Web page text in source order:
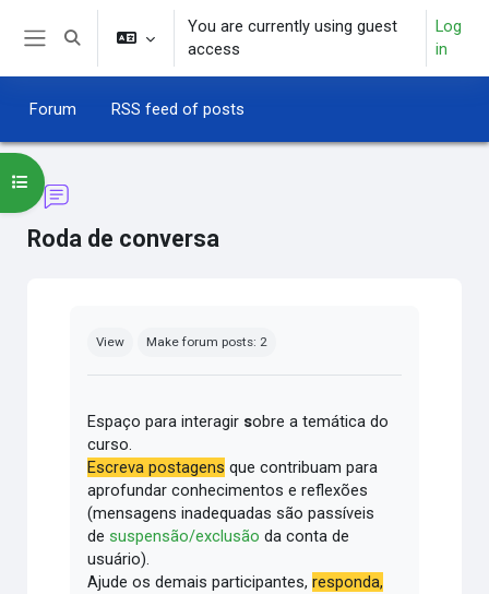
Skip to main content
Toggle search input
You are currently using guest
access
Log
in
Forum RSS feed of posts
Roda de conversa
Open course index
View Make forum posts: 2
Espaço para interagir sobre a temática do
curso.
Escreva postagens que contribuam para
aprofundar conhecimentos e reflexões
(mensagens inadequadas são passíveis
desuspensão/exclusão da conta de
usuário).
Ajude os demais participantes,responda,